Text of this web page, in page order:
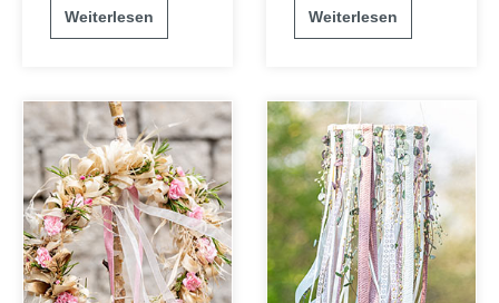
Weiterlesen Weiterlesen